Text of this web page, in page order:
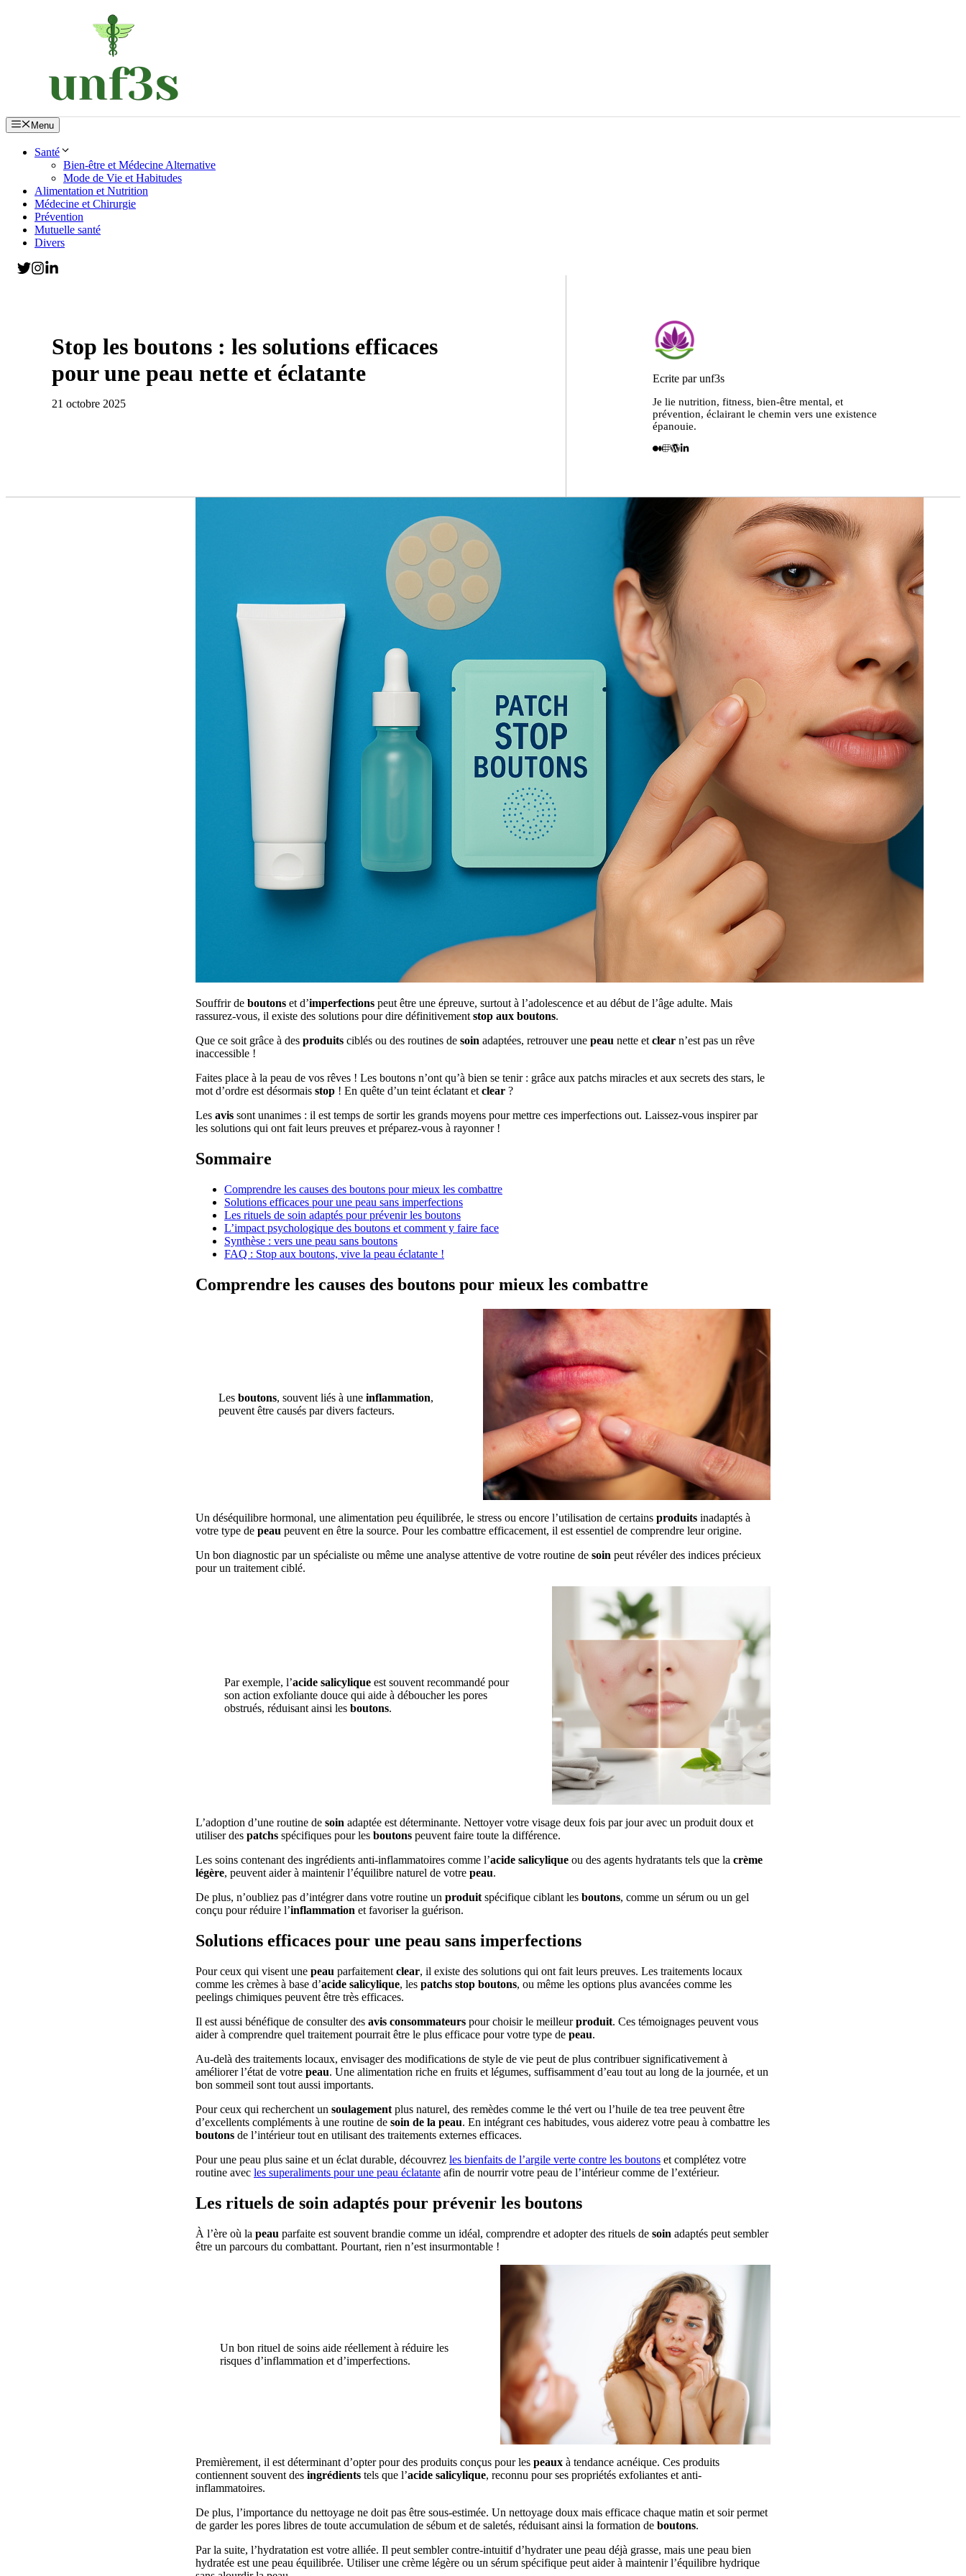
Menu
Santé
Bien-être et Médecine Alternative
Mode de Vie et Habitudes
Alimentation et Nutrition
Médecine et Chirurgie
Prévention
Mutuelle santé
Divers
Stop les boutons : les solutions efficaces
pour une peau nette et éclatante
21 octobre 2025
Ecrite par unf3s
Je lie nutrition, fitness, bien-être mental, et
prévention, éclairant le chemin vers une existence
épanouie.
Souffrir de boutons et d’imperfections peut être une épreuve, surtout à l’adolescence et au début de l’âge adulte. Mais
rassurez-vous, il existe des solutions pour dire définitivement stop aux boutons.
Que ce soit grâce à des produits ciblés ou des routines de soin adaptées, retrouver une peau nette et clear n’est pas un rêve
inaccessible !
Faites place à la peau de vos rêves ! Les boutons n’ont qu’à bien se tenir : grâce aux patchs miracles et aux secrets des stars, le
mot d’ordre est désormais stop ! En quête d’un teint éclatant et clear ?
Les avis sont unanimes : il est temps de sortir les grands moyens pour mettre ces imperfections out. Laissez-vous inspirer par
les solutions qui ont fait leurs preuves et préparez-vous à rayonner !
Sommaire
Comprendre les causes des boutons pour mieux les combattre
Solutions efficaces pour une peau sans imperfections
Les rituels de soin adaptés pour prévenir les boutons
L’impact psychologique des boutons et comment y faire face
Synthèse : vers une peau sans boutons
FAQ : Stop aux boutons, vive la peau éclatante !
Comprendre les causes des boutons pour mieux les combattre
Les boutons, souvent liés à une inflammation,
peuvent être causés par divers facteurs.
Un déséquilibre hormonal, une alimentation peu équilibrée, le stress ou encore l’utilisation de certains produits inadaptés à
votre type de peau peuvent en être la source. Pour les combattre efficacement, il est essentiel de comprendre leur origine.
Un bon diagnostic par un spécialiste ou même une analyse attentive de votre routine de soin peut révéler des indices précieux
pour un traitement ciblé.
Par exemple, l’acide salicyliqueest souvent recommandé pour
son action exfoliante douce qui aide à déboucher les pores
obstrués, réduisant ainsi les boutons.
L’adoption d’une routine de soin adaptée est déterminante. Nettoyer votre visage deux fois par jour avec un produit doux et
utiliser des patchs spécifiques pour les boutons peuvent faire toute la différence.
Les soins contenant des ingrédients anti-inflammatoires comme l’acide salicylique ou des agents hydratants tels que la crème
légère, peuvent aider à maintenir l’équilibre naturel de votre peau.
De plus, n’oubliez pas d’intégrer dans votre routine un produit spécifique ciblant les boutons, comme un sérum ou un gel
conçu pour réduire l’inflammation et favoriser la guérison.
Solutions efficaces pour une peau sans imperfections
Pour ceux qui visent une peau parfaitement clear, il existe des solutions qui ont fait leurs preuves. Les traitements locaux
comme les crèmes à base d’acide salicylique, les patchs stop boutons, ou même les options plus avancées comme les
peelings chimiques peuvent être très efficaces.
Il est aussi bénéfique de consulter des avis consommateurs pour choisir le meilleurproduit. Ces témoignages peuvent vous
aider à comprendre quel traitement pourrait être le plus efficace pour votre type de peau.
Au-delà des traitements locaux, envisager des modifications de style de vie peut de plus contribuer significativement à
améliorer l’état de votre peau. Une alimentation riche en fruits et légumes, suffisamment d’eau tout au long de la journée, et un
bon sommeil sont tout aussi importants.
Pour ceux qui recherchent un soulagement plus naturel, des remèdes comme le thé vert ou l’huile de tea tree peuvent être
d’excellents compléments à une routine de soin de la peau. En intégrant ces habitudes, vous aiderez votre peau à combattre les
boutons de l’intérieur tout en utilisant des traitements externes efficaces.
Pour une peau plus saine et un éclat durable, découvrez les bienfaits de l’argile verte contre les boutons et complétez votre
routine avec les superaliments pour une peau éclatante afin de nourrir votre peau de l’intérieur comme de l’extérieur.
Les rituels de soin adaptés pour prévenir les boutons
À l’ère où la peau parfaite est souvent brandie comme un idéal, comprendre et adopter des rituels de soin adaptés peut sembler
être un parcours du combattant. Pourtant, rien n’est insurmontable !
Un bon rituel de soins aide réellement à réduire les
risques d’inflammation et d’imperfections.
Premièrement, il est déterminant d’opter pour des produits conçus pour les peaux à tendance acnéique. Ces produits
contiennent souvent des ingrédients tels que l’acide salicylique, reconnu pour ses propriétés exfoliantes et anti-
inflammatoires.
De plus, l’importance du nettoyage ne doit pas être sous-estimée. Un nettoyage doux mais efficace chaque matin et soir permet
de garder les pores libres de toute accumulation de sébum et de saletés, réduisant ainsi la formation de boutons.
Par la suite, l’hydratation est votre alliée. Il peut sembler contre-intuitif d’hydrater une peau déjà grasse, mais une peau bien
hydratée est une peau équilibrée. Utiliser une crème légère ou un sérum spécifique peut aider à maintenir l’équilibre hydrique